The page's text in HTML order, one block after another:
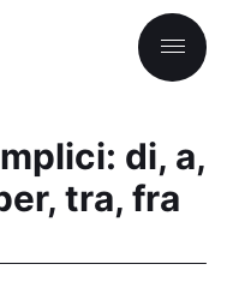
di, a,
tra, fra